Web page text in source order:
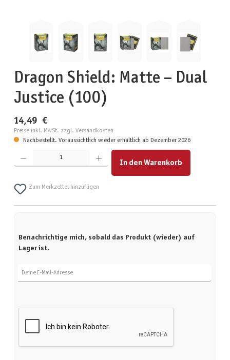
Dragon Shield: Matte – Dual
Justice (100)
14,49 €
Preise inkl. MwSt. zzgl. Versandkosten
Nachbestellt. Voraussichtlich wieder erhältlich ab Dezember 2026
Produkt Anzahl: Gib den gewünschten Wert ein oder benutze die Schaltflächen um die Anzahl zu
In den Warenkorb
Zum Merkzettel hinzufügen
Benachrichtige mich, sobald das Produkt (wieder) auf
Lager ist.